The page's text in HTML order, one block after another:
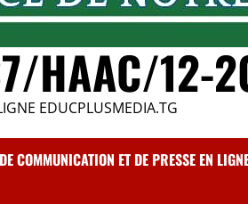
HAAC/
EDUCPLUSMEDIA.TG
COMMUNICATION ET DE PRESSE EN